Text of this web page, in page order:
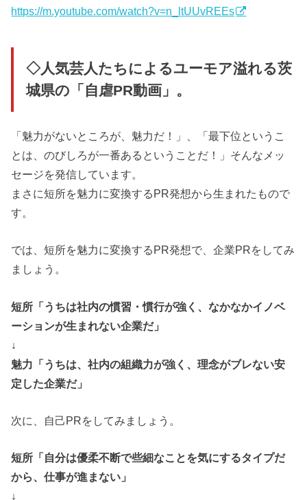
https://m.youtube.com/watch?v=n_ltUUvREEs
◇人気芸人たちによるユーモア溢れる茨
城県の「自虐PR動画」。
「魅力がないところが、魅力だ！」、「最下位というこ
とは、のびしろが一番あるということだ！」そんなメッ
セージを発信しています。
まさに短所を魅力に変換するPR発想から生まれたもので
す。
では、短所を魅力に変換するPR発想で、企業PRをしてみ
ましょう。
短所「うちは社内の慣習・慣行が強く、なかなかイノベ
ーションが生まれない企業だ」
↓
魅力「うちは、社内の組織力が強く、理念がブレない安
定した企業だ」
次に、自己PRをしてみましょう。
短所「自分は優柔不断で些細なことを気にするタイプだ
から、仕事が進まない」
↓